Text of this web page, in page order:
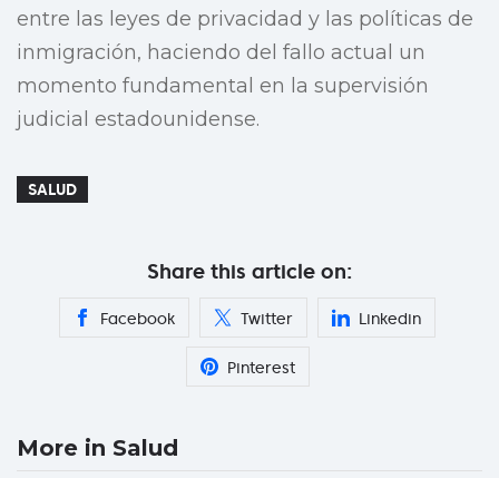
entre las leyes de privacidad y las políticas de
inmigración, haciendo del fallo actual un
momento fundamental en la supervisión
judicial estadounidense.
SALUD
Share this article on:
Facebook Twitter Linkedin
Pinterest
More in Salud